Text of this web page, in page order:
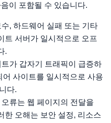
이 포함될 수 있습니다.
, 하드웨어 실패 또는 기타
트 서버가 일시적으로 오프
.
트가 갑자기 트래픽이 급증하
사이트를 일시적으로 사용
다.
류는 웹 페이지의 전달을
한 오해는 보안 설정, 리소스